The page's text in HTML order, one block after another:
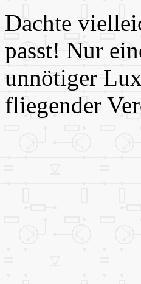
Dachte
passt! Nur
unnötiger
fliegender